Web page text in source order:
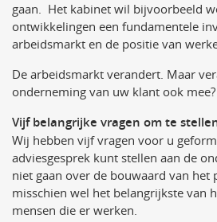
gaan. Het kabinet wil bijvoorbeeld
ontwikkelingen een fundamentele
arbeidsmarkt en de positie van
De arbeidsmarkt verandert. Maar
onderneming van uw klant ook mee?
Vijf belangrijke vragen om te
Wij hebben vijf vragen voor u
adviesgesprek kunt stellen aan de
niet gaan over de bouwaard van het
misschien wel het belangrijkste van
mensen die er werken.